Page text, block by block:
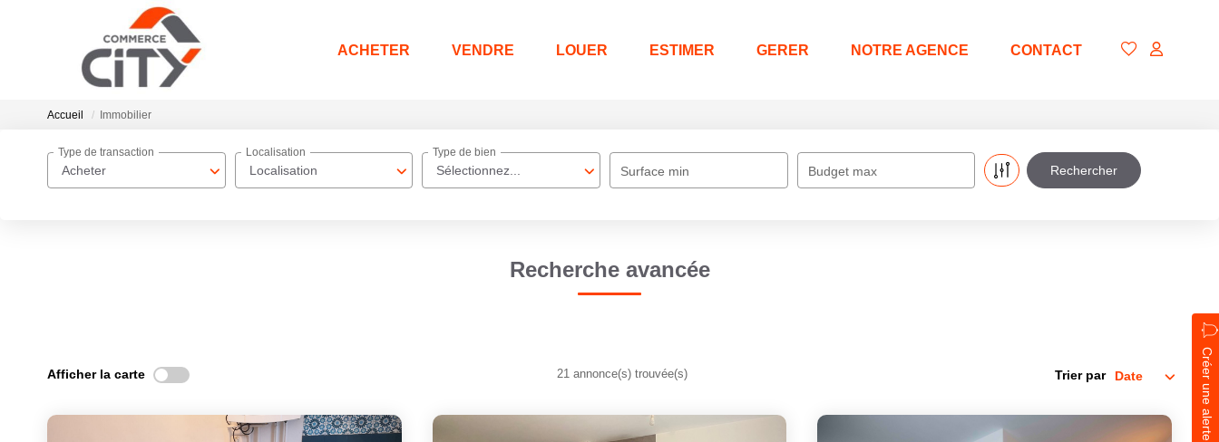
ACHETER VENDRE LOUER ESTIMER GERER NOTRE AGENCE CONTACT
Accueil Immobilier
Acheter
Type de transaction
Localisation
Localisation
Sélectionnez...
Type de bien
Surface min Budget max
Recherche avancée
Créer une alerte
Afficher la carte 21 annonce(s) trouvée(s) Trier par